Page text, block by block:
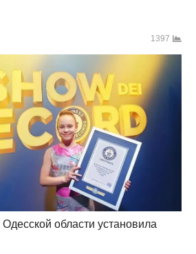
1397
области установила